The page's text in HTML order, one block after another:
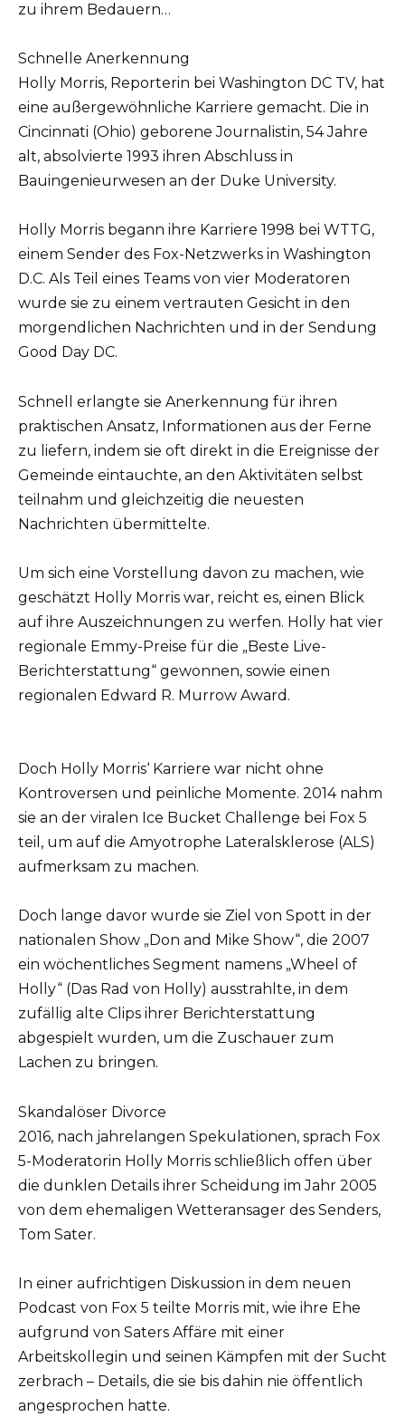
zu ihrem Bedauern…
Schnelle Anerkennung
Holly Morris, Reporterin bei Washington DC TV, hat
eine außergewöhnliche Karriere gemacht. Die in
Cincinnati (Ohio) geborene Journalistin, 54 Jahre
alt, absolvierte 1993 ihren Abschluss in
Bauingenieurwesen an der Duke University.
Holly Morris begann ihre Karriere 1998 bei WTTG,
einem Sender des Fox-Netzwerks in Washington
D.C. Als Teil eines Teams von vier Moderatoren
wurde sie zu einem vertrauten Gesicht in den
morgendlichen Nachrichten und in der Sendung
Good Day DC.
Schnell erlangte sie Anerkennung für ihren
praktischen Ansatz, Informationen aus der Ferne
zu liefern, indem sie oft direkt in die Ereignisse der
Gemeinde eintauchte, an den Aktivitäten selbst
teilnahm und gleichzeitig die neuesten
Nachrichten übermittelte.
Um sich eine Vorstellung davon zu machen, wie
geschätzt Holly Morris war, reicht es, einen Blick
auf ihre Auszeichnungen zu werfen. Holly hat vier
regionale Emmy-Preise für die „Beste Live-
Berichterstattung“ gewonnen, sowie einen
regionalen Edward R. Murrow Award.
Doch Holly Morris‘ Karriere war nicht ohne
Kontroversen und peinliche Momente. 2014 nahm
sie an der viralen Ice Bucket Challenge bei Fox 5
teil, um auf die Amyotrophe Lateralsklerose (ALS)
aufmerksam zu machen.
Doch lange davor wurde sie Ziel von Spott in der
nationalen Show „Don and Mike Show“, die 2007
ein wöchentliches Segment namens „Wheel of
Holly“ (Das Rad von Holly) ausstrahlte, in dem
zufällig alte Clips ihrer Berichterstattung
abgespielt wurden, um die Zuschauer zum
Lachen zu bringen.
Skandalöser Divorce
2016, nach jahrelangen Spekulationen, sprach Fox
5-Moderatorin Holly Morris schließlich offen über
die dunklen Details ihrer Scheidung im Jahr 2005
von dem ehemaligen Wetteransager des Senders,
Tom Sater.
In einer aufrichtigen Diskussion in dem neuen
Podcast von Fox 5 teilte Morris mit, wie ihre Ehe
aufgrund von Saters Affäre mit einer
Arbeitskollegin und seinen Kämpfen mit der Sucht
zerbrach – Details, die sie bis dahin nie öffentlich
angesprochen hatte.